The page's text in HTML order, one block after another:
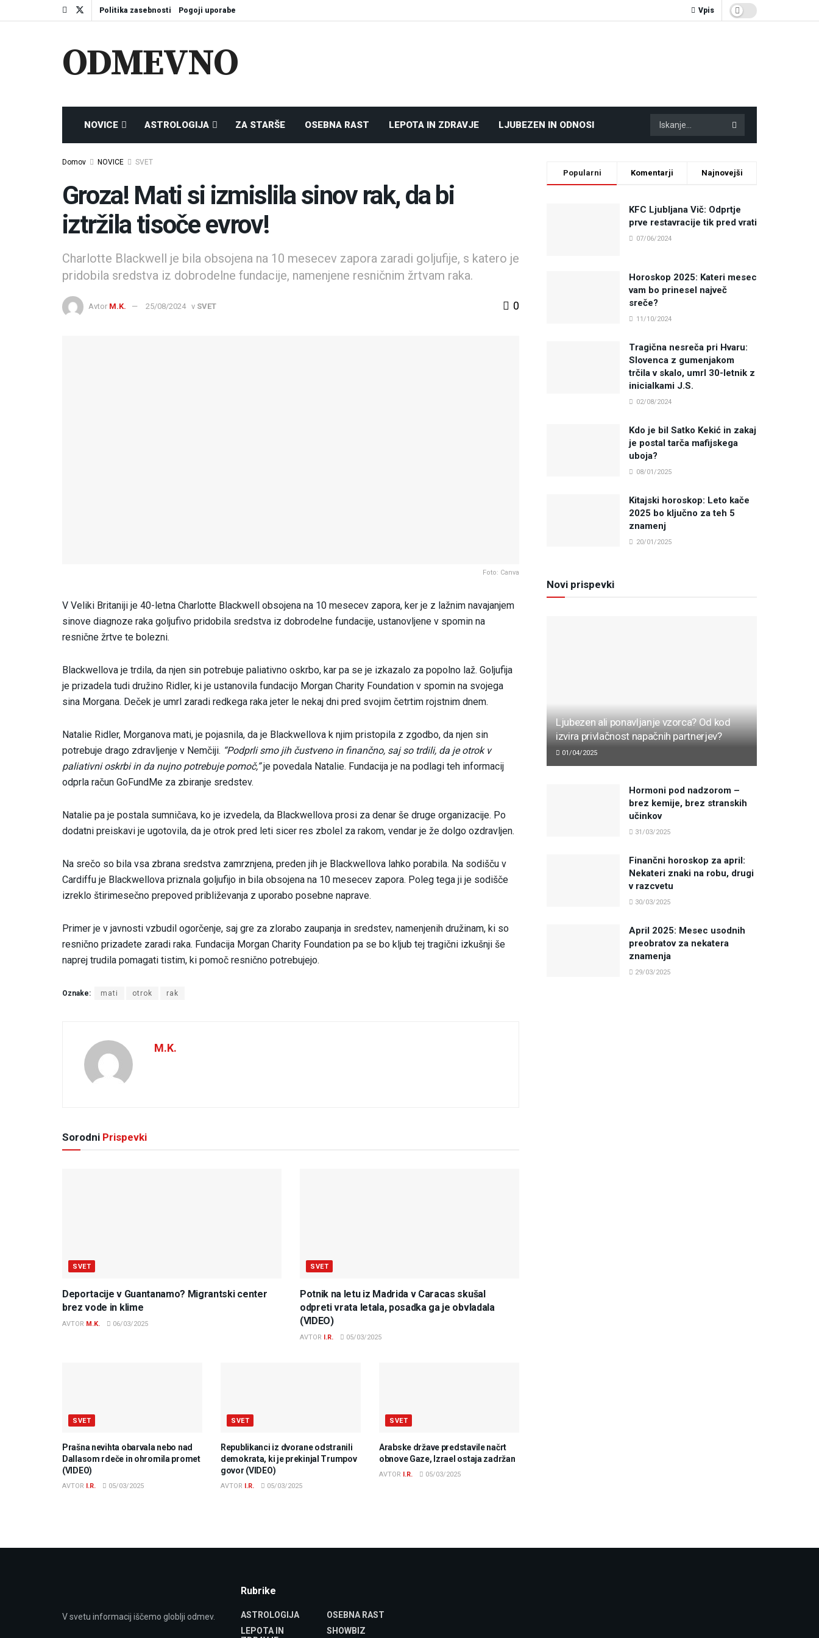
Politika zasebnosti Pogoji uporabe Vpis
ODMEVNO
NOVICE ASTROLOGIJA ZA STARŠE OSEBNA RAST LEPOTA IN ZDRAVJE LJUBEZEN IN ODNOSI
Domov NOVICE SVET
Groza! Mati si izmislila sinov rak, da bi
iztržila tisoče evrov!
Charlotte Blackwell je bila obsojena na 10 mesecev zapora zaradi goljufije, s katero je
pridobila sredstva iz dobrodelne fundacije, namenjene resničnim žrtvam raka.
Avtor M.K. 25/08/2024 v SVET 0
Foto: Canva
V Veliki Britaniji je 40-letna Charlotte Blackwell obsojena na 10 mesecev zapora, ker je z lažnim navajanjem
sinove diagnoze raka goljufivo pridobila sredstva iz dobrodelne fundacije, ustanovljene v spomin na
resnične žrtve te bolezni.
Blackwellova je trdila, da njen sin potrebuje paliativno oskrbo, kar pa se je izkazalo za popolno laž. Goljufija
je prizadela tudi družino Ridler, ki je ustanovila fundacijo Morgan Charity Foundation v spomin na svojega
sina Morgana. Deček je umrl zaradi redkega raka jeter le nekaj dni pred svojim četrtim rojstnim dnem.
Natalie Ridler, Morganova mati, je pojasnila, da je Blackwellova k njim pristopila z zgodbo, da njen sin
potrebuje drago zdravljenje v Nemčiji. “Podprli smo jih čustveno in finančno, saj so trdili, da je otrok v
paliativni oskrbi in da nujno potrebuje pomoč,”je povedala Natalie. Fundacija je na podlagi teh informacij
odprla račun GoFundMe za zbiranje sredstev.
Natalie pa je postala sumničava, ko je izvedela, da Blackwellova prosi za denar še druge organizacije. Po
dodatni preiskavi je ugotovila, da je otrok pred leti sicer res zbolel za rakom, vendar je že dolgo ozdravljen.
Na srečo so bila vsa zbrana sredstva zamrznjena, preden jih je Blackwellova lahko porabila. Na sodišču v
Cardiffu je Blackwellova priznala goljufijo in bila obsojena na 10 mesecev zapora. Poleg tega ji je sodišče
izreklo štirimesečno prepoved približevanja z uporabo posebne naprave.
Primer je v javnosti vzbudil ogorčenje, saj gre za zlorabo zaupanja in sredstev, namenjenih družinam, ki so
resnično prizadete zaradi raka. Fundacija Morgan Charity Foundation pa se bo kljub tej tragični izkušnji še
naprej trudila pomagati tistim, ki pomoč resnično potrebujejo.
Oznake: mati otrok rak
M.K.
Sorodni Prispevki
SVET
Deportacije v Guantanamo? Migrantski center
brez vode in klime
AVTOR M.K. 06/03/2025
SVET
Potnik na letu iz Madrida v Caracas skušal
odpreti vrata letala, posadka ga je obvladala
(VIDEO)
AVTOR I.R. 05/03/2025
SVET
Prašna nevihta obarvala nebo nad
Dallasom rdeče in ohromila promet
(VIDEO)
AVTOR I.R. 05/03/2025
SVET
Republikanci iz dvorane odstranili
demokrata, ki je prekinjal Trumpov
govor (VIDEO)
AVTOR I.R. 05/03/2025
SVET
Arabske države predstavile načrt
obnove Gaze, Izrael ostaja zadržan
AVTOR I.R. 05/03/2025
Popularni Komentarji Najnovejši
KFC Ljubljana Vič: Odprtje
prve restavracije tik pred vrati
07/06/2024
Horoskop 2025: Kateri mesec
vam bo prinesel največ
sreče?
11/10/2024
Tragična nesreča pri Hvaru:
Slovenca z gumenjakom
trčila v skalo, umrl 30-letnik z
inicialkami J.S.
02/08/2024
Kdo je bil Satko Kekić in zakaj
je postal tarča mafijskega
uboja?
08/01/2025
Kitajski horoskop: Leto kače
2025 bo ključno za teh 5
znamenj
20/01/2025
Novi prispevki
Ljubezen ali ponavljanje vzorca? Od kod
izvira privlačnost napačnih partnerjev?
01/04/2025
Hormoni pod nadzorom –
brez kemije, brez stranskih
učinkov
31/03/2025
Finančni horoskop za april:
Nekateri znaki na robu, drugi
v razcvetu
30/03/2025
April 2025: Mesec usodnih
preobratov za nekatera
znamenja
29/03/2025
V svetu informacij iščemo globlji odmev.
Rubrike
ASTROLOGIJA
LEPOTA IN
OSEBNA RAST
SHOWBIZ